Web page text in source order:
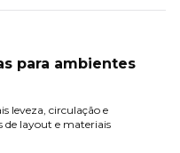
para ambientes
leveza, circulação e
de layout e materiais